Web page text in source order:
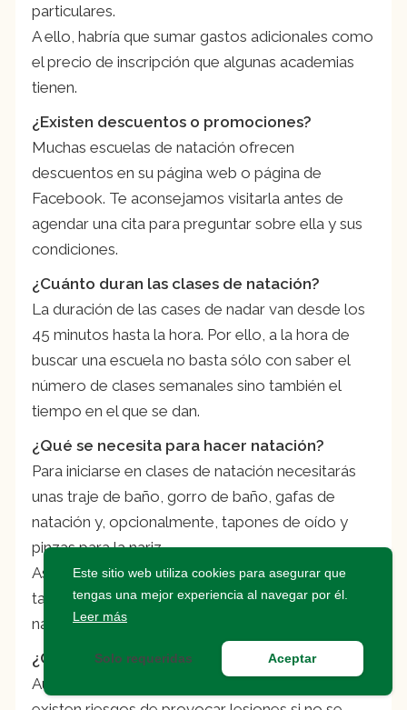
particulares.
A ello, habría que sumar gastos adicionales como
el precio de inscripción que algunas academias
tienen.
¿Existen descuentos o promociones?
Muchas escuelas de natación ofrecen
descuentos en su página web o página de
Facebook. Te aconsejamos visitarla antes de
agendar una cita para preguntar sobre ella y sus
condiciones.
¿Cuánto duran las clases de natación?
La duración de las cases de nadar van desde los
45 minutos hasta la hora. Por ello, a la hora de
buscar una escuela no basta sólo con saber el
número de clases semanales sino también el
tiempo en el que se dan.
¿Qué se necesita para hacer natación?
Para iniciarse en clases de natación necesitarás
unas traje de baño, gorro de baño, gafas de
natación y, opcionalmente, tapones de oído y
pinzas para la nariz.
Así mimo, en el caso de realizar clases avanzadas
también necesarias aletas y palas o manoplas de
natación.
¿Cuáles son los riesgos de la natación?
Aunque la natación es un deporte muy completo
Este sitio web utiliza cookies para asegurar que
tengas una mejor experiencia al navegar por él.
Leer más
Solo requeridas Aceptar